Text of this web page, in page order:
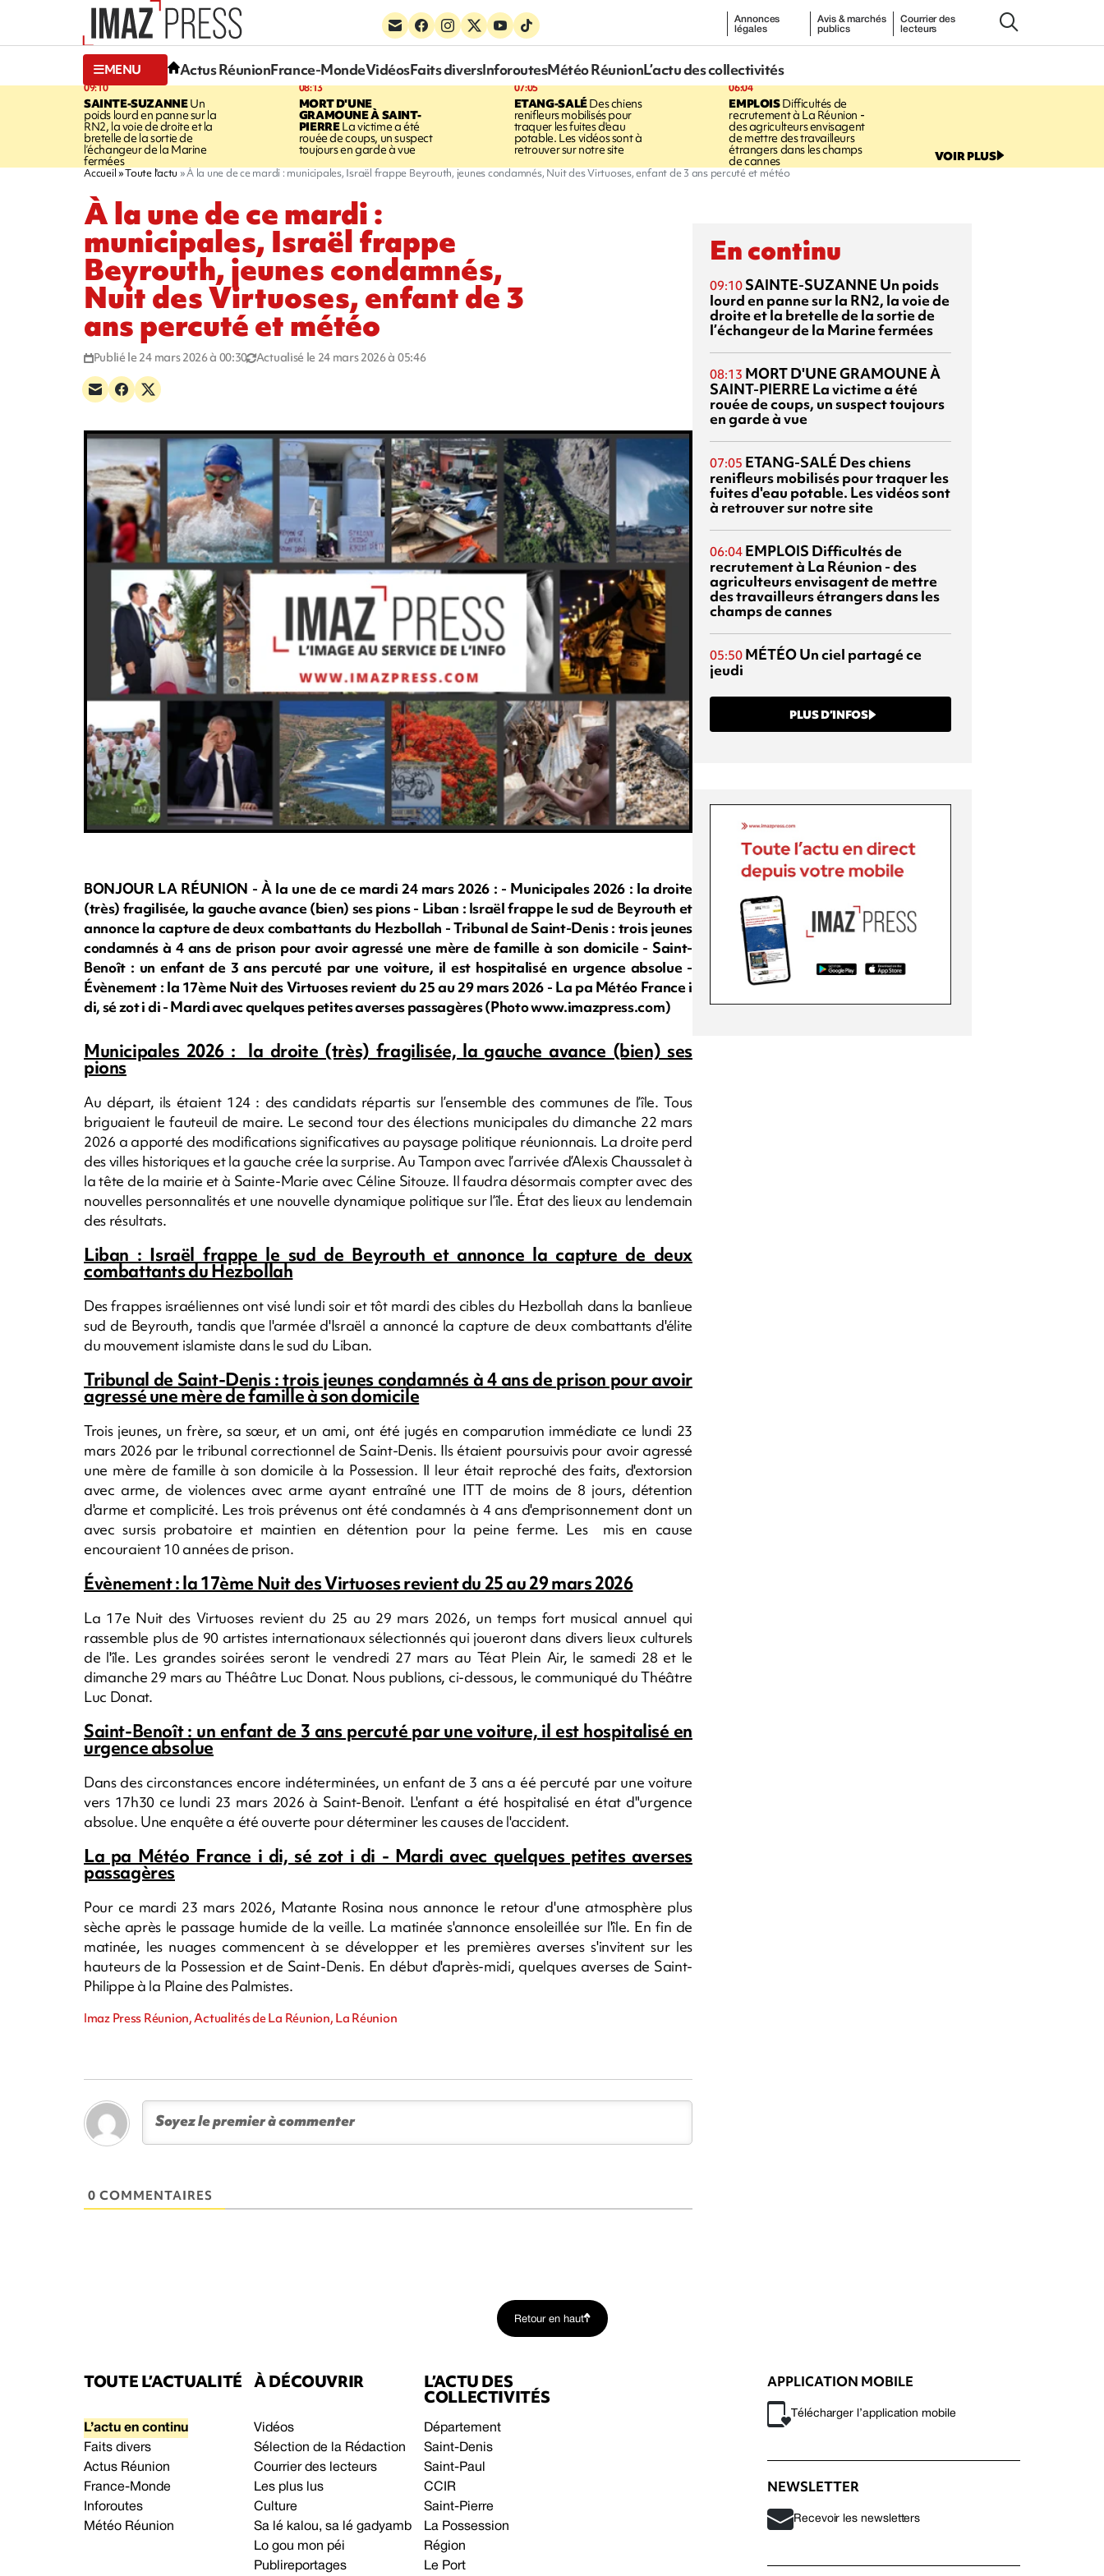
Annonces
légales
Avis & marchés
publics
Courrier des
lecteurs
MENU Actus RéunionFrance-MondeVidéosFaits diversInforoutesMétéo RéunionL’actu des collectivités
09:10
SAINTE-SUZANNEUn
poids lourd en panne sur la
RN2, la voie de droite et la
bretelle de la sortie de
l’échangeur de la Marine
fermées
08:13
MORT D'UNE
GRAMOUNE À SAINT-
PIERRELa victime a été
rouée de coups, un suspect
toujours en garde à vue
07:05
ETANG-SALÉDes chiens
renifleurs mobilisés pour
traquer les fuites d'eau
potable. Les vidéos sont à
retrouver sur notre site
06:04
EMPLOISDifficultés de
recrutement à La Réunion -
des agriculteurs envisagent
de mettre des travailleurs
étrangers dans les champs
de cannes VOIR PLUS
Accueil Toute l'actu À la une de ce mardi : municipales, Israël frappe Beyrouth, jeunes condamnés, Nuit des Virtuoses, enfant de 3 ans percuté et météo
À la une de ce mardi :
municipales, Israël frappe
Beyrouth, jeunes condamnés,
Nuit des Virtuoses, enfant de 3
ans percuté et météo
Publié le 24 mars 2026 à 00:30 Actualisé le 24 mars 2026 à 05:46
BONJOUR LA RÉUNION - À la une de ce mardi 24 mars 2026 : - Municipales 2026 : la droite
(très) fragilisée, la gauche avance (bien) ses pions - Liban : Israël frappe le sud de Beyrouth et
annonce la capture de deux combattants du Hezbollah - Tribunal de Saint-Denis : trois jeunes
condamnés à 4 ans de prison pour avoir agressé une mère de famille à son domicile - Saint-
Benoît : un enfant de 3 ans percuté par une voiture, il est hospitalisé en urgence absolue -
Évènement : la 17ème Nuit des Virtuoses revient du 25 au 29 mars 2026 - La pa Météo France i
di, sé zot i di - Mardi avec quelques petites averses passagères (Photo www.imazpress.com)
Municipales 2026 : la droite (très) fragilisée, la gauche avance (bien) ses
pions
Au départ, ils étaient 124 : des candidats répartis sur l’ensemble des communes de l’île. Tous
briguaient le fauteuil de maire. Le second tour des élections municipales du dimanche 22 mars
2026 a apporté des modifications significatives au paysage politique réunionnais. La droite perd
des villes historiques et la gauche crée la surprise. Au Tampon avec l’arrivée d’Alexis Chaussalet à
la tête de la mairie et à Sainte-Marie avec Céline Sitouze. Il faudra désormais compter avec des
nouvelles personnalités et une nouvelle dynamique politique sur l’île. État des lieux au lendemain
des résultats.
Liban : Israël frappe le sud de Beyrouth et annonce la capture de deux
combattants du Hezbollah
Des frappes israéliennes ont visé lundi soir et tôt mardi des cibles du Hezbollah dans la banlieue
sud de Beyrouth, tandis que l'armée d'Israël a annoncé la capture de deux combattants d'élite
du mouvement islamiste dans le sud du Liban.
Tribunal de Saint-Denis : trois jeunes condamnés à 4 ans de prison pour avoir
agressé une mère de famille à son domicile
Trois jeunes, un frère, sa sœur, et un ami, ont été jugés en comparution immédiate ce lundi 23
mars 2026 par le tribunal correctionnel de Saint-Denis. Ils étaient poursuivis pour avoir agressé
une mère de famille à son domicile à la Possession. Il leur était reproché des faits, d'extorsion
avec arme, de violences avec arme ayant entraîné une ITT de moins de 8 jours, détention
d'arme et complicité. Les trois prévenus ont été condamnés à 4 ans d'emprisonnement dont un
avec sursis probatoire et maintien en détention pour la peine ferme. Les mis en cause
encouraient 10 années de prison.
Évènement : la 17ème Nuit des Virtuoses revient du 25 au 29 mars 2026
La 17e Nuit des Virtuoses revient du 25 au 29 mars 2026, un temps fort musical annuel qui
rassemble plus de 90 artistes internationaux sélectionnés qui joueront dans divers lieux culturels
de l'île. Les grandes soirées seront le vendredi 27 mars au Téat Plein Air, le samedi 28 et le
dimanche 29 mars au Théâtre Luc Donat. Nous publions, ci-dessous, le communiqué du Théâtre
Luc Donat.
Saint-Benoît : un enfant de 3 ans percuté par une voiture, il est hospitalisé en
urgence absolue
Dans des circonstances encore indéterminées, un enfant de 3 ans a éé percuté par une voiture
vers 17h30 ce lundi 23 mars 2026 à Saint-Benoit. L'enfant a été hospitalisé en état d"urgence
absolue. Une enquête a été ouverte pour déterminer les causes de l'accident.
La pa Météo France i di, sé zot i di - Mardi avec quelques petites averses
passagères
Pour ce mardi 23 mars 2026, Matante Rosina nous annonce le retour d'une atmosphère plus
sèche après le passage humide de la veille. La matinée s'annonce ensoleillée sur l'île. En fin de
matinée, les nuages commencent à se développer et les premières averses s'invitent sur les
hauteurs de la Possession et de Saint-Denis. En début d'après-midi, quelques averses de Saint-
Philippe à la Plaine des Palmistes.
Imaz Press Réunion, Actualités de La Réunion, La Réunion
0 COMMENTAIRES
En continu
09:10 SAINTE-SUZANNE Un poids
lourd en panne sur la RN2, la voie de
droite et la bretelle de la sortie de
l’échangeur de la Marine fermées
08:13 MORT D'UNE GRAMOUNE À
SAINT-PIERRE La victime a été
rouée de coups, un suspect toujours
en garde à vue
07:05 ETANG-SALÉ Des chiens
renifleurs mobilisés pour traquer les
fuites d'eau potable. Les vidéos sont
à retrouver sur notre site
06:04 EMPLOIS Difficultés de
recrutement à La Réunion - des
agriculteurs envisagent de mettre
des travailleurs étrangers dans les
champs de cannes
05:50 MÉTÉOUn ciel partagé ce
jeudi
PLUS D’INFOS
Retour en haut
TOUTE L’ACTUALITÉ
L’actu en continu
Faits divers
Actus Réunion
France-Monde
Inforoutes
Météo Réunion
À DÉCOUVRIR
Vidéos
Sélection de la Rédaction
Courrier des lecteurs
Les plus lus
Culture
Sa lé kalou, sa lé gadyamb
Lo gou mon péi
Publireportages
L’ACTU DES
COLLECTIVITÉS
Département
Saint-Denis
Saint-Paul
CCIR
Saint-Pierre
La Possession
Région
Le Port
APPLICATION MOBILE
Télécharger l’application mobile
NEWSLETTER
Recevoir les newsletters